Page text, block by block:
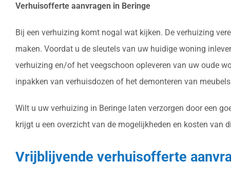
Verhuisofferte aanvragen in Beringe
Bij een verhuizing komt nogal wat kijken. De verhuizing
maken. Voordat u de sleutels van uw huidige woning
verhuizing en/of het veegschoon opleveren van uw oude
inpakken van verhuisdozen of het demonteren van
Wilt u uw verhuizing in Beringe laten verzorgen door een
krijgt u een overzicht van de mogelijkheden en kosten van
Vrijblijvende verhuisofferte